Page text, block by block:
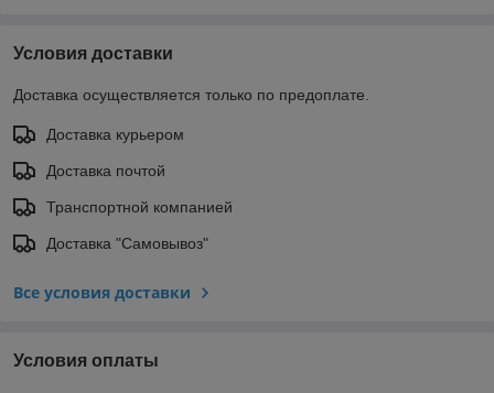
Условия доставки
Доставка осуществляется только по предоплате.
Доставка курьером
Доставка почтой
Транспортной компанией
Доставка "Самовывоз"
Все условия доставки
Условия оплаты